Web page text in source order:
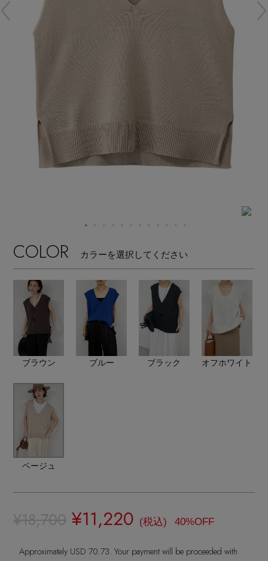
【Tシャツ】デイリーに活躍
【日傘】完全遮光・軽量傘
【リネン】涼しい夏素材
【CFCL】注目のPOP-UP
【限定】ここでしか買えないアイテム
【ペプラム】トレンドシルエット
『ELLE』最新号掲載
SALE
CATEGORY
ウェア
すべてのウェア
ワンピース・チュニック
パンツ
スカート
ジャケット
ニット
コート
シューズ
パンプス
スニーカー
フラットシューズ
レインシューズ
ブーツ
カゴバッグ
ショルダーバッグ
トートバッグ
ハンドバッグ
財布・小物
ボディバッグ・ウェストポーチ
クラッチバッグ
すべてのファッション小物
ストール・マフラー・ケープ
帽子・イヤーマフ
ヘアアクセサリー
スマートフォンケース・タブレットケース
アイウェア
ベルト
ピアス・イヤリング
ネックレス
バングル・ブレスレット
リング
コサージュ・ブローチ
すべてのランジェリー
ランジェリー
インナー
スポーツ
すべてのスポーツ
シューズ
CONTENTS
特集一覧
NEW IN BRAND
ご利用ガイド
カスタマーサポート
エル・ショップについて
お知らせ
COLOR カラーを選択してください
ブラウン ブルー ブラック オフホワイト
ベージュ
¥18,700 ¥11,220 (税込) 40%OFF
Approximately USD 70.73. Your payment will be proceeded with